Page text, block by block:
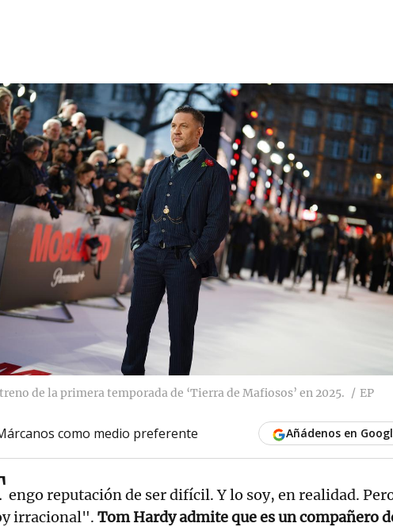
de la primera temporada de ‘Tierra de Mafiosos’ en 2025. EP
como medio preferente Añádenos en
engo reputación de ser difícil. Y lo soy, en realidad.
irracional". Tom Hardy admite que es un compañero